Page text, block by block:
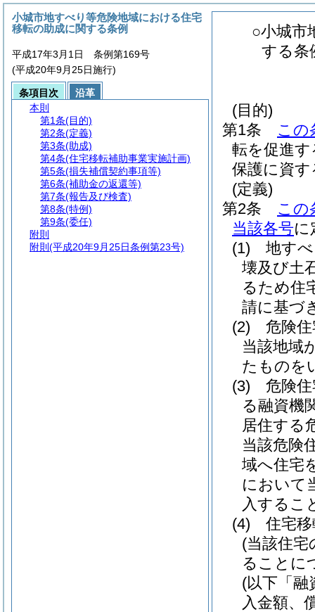
○小城市
する条
(目的)
第1条
この
転を促進
保護に資
(定義)
第2条
この
当該各号に
(1)
地す
壊及び土
るため住
請に基づ
(2)
危険
当該地域
たものを
(3)
危険
る融資機
居住する
当該危険
域へ住宅
において
入するこ
(4)
住宅
(当該住
ることに
(以下「融
入金額、
小城市地すべり等危険地域における住宅
移転の助成に関する条例
平成17年3月1日 条例第169号
(平成20年9月25日施行)
条項目次
沿革
本則
第1条(目的)
第2条(定義)
第3条(助成)
第4条(住宅移転補助事業実施計画)
第5条(損失補償契約事項等)
第6条(補助金の返還等)
第7条(報告及び検査)
第8条(特例)
第9条(委任)
附則
附則 (平成20年9月25日条例第23号)